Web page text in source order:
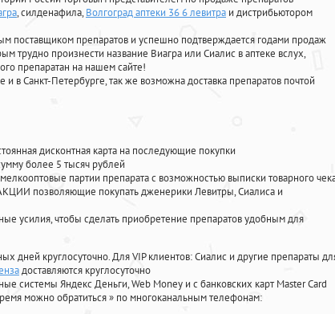
, силденафила, Волгоград аптеки 36 6 левитра и дистрибьютором
поставщиком препаратов и успешно подтверждается годами продаж
трудно произнести название Виагра или Сиалис в аптеке вслух,
препаратан на нашем сайте!
в Санкт-Петербурге, так же возможна доставка препаратов почтой
дисконтная карта на последующие покупки
более 5 тысяч рублей
партии препарата с возможностью выписки товарного
позволяющие покупать дженерики Левитры, Сиалиса и
усилия, чтобы сделать приобретение препаратов удобным для
дней круглосуточно. Для VIP клиентов: Сиалис и другие препараты
доставляются круглосуточно
системы Яндекс Деньги, Web Money и с банковских карт Master Card
можно обратиться» по многоканальным телефонам: